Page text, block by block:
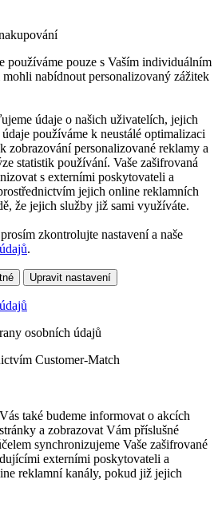
používáme pouze s Vaším individuálním
nabídnout personalizovaný zážitek
údaje o našich uživatelích, jejich
používáme k neustálé optimalizaci
zobrazování personalizované reklamy a
statistik používání. Vaše zašifrovaná
s externími poskytovateli a
jejich online reklamních
že jejich služby již sami využíváte.
zkontrolujte nastavení a naše
.
Upravit nastavení
osobních údajů
Customer-Match
také budeme informovat o akcích
a zobrazovat Vám příslušné
synchronizujeme Vaše zašifrované
externími poskytovateli a
reklamní kanály, pokud již jejich